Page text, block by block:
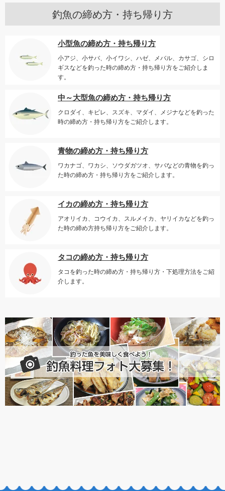
釣魚の締め方・持ち帰り方
小型魚の締め方・持ち帰り方
小アジ、小サバ、小イワシ、ハゼ、メバル、カサゴ、シロ
ギスなどを釣った時の締め方・持ち帰り方をご紹介しま
す。
中～大型魚の締め方・持ち帰り方
クロダイ、キビレ、スズキ、マダイ、メジナなどを釣った
時の締め方・持ち帰り方をご紹介します。
青物の締め方・持ち帰り方
ワカナゴ、ワカシ、ソウダガツオ、サバなどの青物を釣っ
た時の締め方・持ち帰り方をご紹介します。
イカの締め方・持ち帰り方
アオリイカ、コウイカ、スルメイカ、ヤリイカなどを釣っ
た時の締め方持ち帰り方をご紹介します。
タコの締め方・持ち帰り方
タコを釣った時の締め方・持ち帰り方・下処理方法をご紹
介します。